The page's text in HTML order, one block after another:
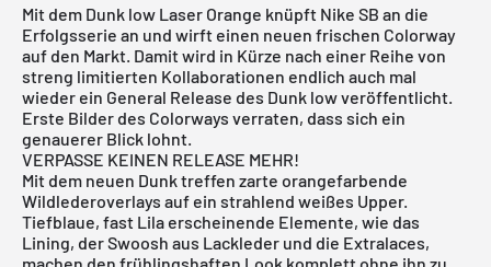
Mit dem Dunk low Laser Orange knüpft Nike SB an die
Erfolgsserie an und wirft einen neuen frischen Colorway
auf den Markt. Damit wird in Kürze nach einer Reihe von
streng limitierten Kollaborationen endlich auch mal
wieder ein General Release des Dunk lowveröffentlicht.
Erste Bilder des Colorways verraten, dass sich ein
genauerer Blick lohnt.
VERPASSE KEINEN RELEASE MEHR!
Mit dem neuen Dunktreffen zarte orangefarbende
Wildlederoverlays auf ein strahlend weißes Upper.
Tiefblaue, fast Lila erscheinende Elemente, wie das
Lining, der Swoosh aus Lackleder und die Extralaces,